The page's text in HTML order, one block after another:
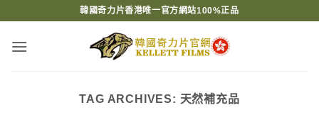
content
韓國奇力片香港唯一官方網站100%正品
TAG ARCHIVES: 天然補充品